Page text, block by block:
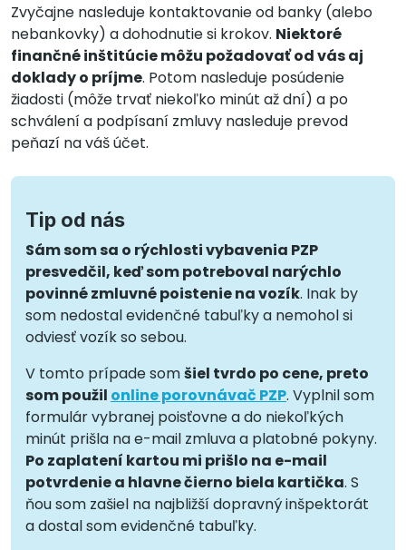
Zvyčajne nasleduje kontaktovanie od banky (alebo
nebankovky) a dohodnutie si krokov. Niektoré
finančné inštitúcie môžu požadovať od vás aj
doklady o príjme. Potom nasleduje posúdenie
žiadosti (môže trvať niekoľko minút až dní) a po
schválení a podpísaní zmluvy nasleduje prevod
peňazí na váš účet.
Tip od nás
Sám som sa o rýchlosti vybavenia PZP
presvedčil, keď som potreboval narýchlo
povinné zmluvné poistenie na vozík. Inak by
som nedostal evidenčné tabuľky a nemohol si
odviesť vozík so sebou.
V tomto prípade somšiel tvrdo po cene, preto
som použil online porovnávač PZP. Vyplnil som
formulár vybranej poisťovne a do niekoľkých
minút prišla na e-mail zmluva a platobné pokyny.
Po zaplatení kartou mi prišlo na e-mail
potvrdenie a hlavne čierno biela kartička. S
ňou som zašiel na najbližší dopravný inšpektorát
a dostal som evidenčné tabuľky.